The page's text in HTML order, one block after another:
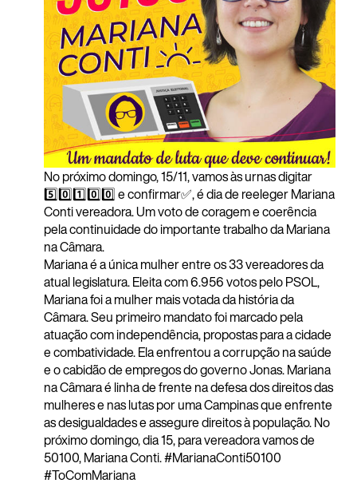
No próximo domingo, 15/11, vamos às urnas digitar
5️⃣0️⃣1️⃣0️⃣0️⃣ e confirmar✅, é dia de reeleger Mariana
Conti vereadora. Um voto de coragem e coerência
pela continuidade do importante trabalho da Mariana
na Câmara.
Mariana é a única mulher entre os 33 vereadores da
atual legislatura. Eleita com 6.956 votos pelo PSOL,
Mariana foi a mulher mais votada da história da
Câmara. Seu primeiro mandato foi marcado pela
atuação com independência, propostas para a cidade
e combatividade. Ela enfrentou a corrupção na saúde
e o cabidão de empregos do governo Jonas. Mariana
na Câmara é linha de frente na defesa dos direitos das
mulheres e nas lutas por uma Campinas que enfrente
as desigualdades e assegure direitos à população. No
próximo domingo, dia 15, para vereadora vamos de
50100, Mariana Conti. #MarianaConti50100
#ToComMariana